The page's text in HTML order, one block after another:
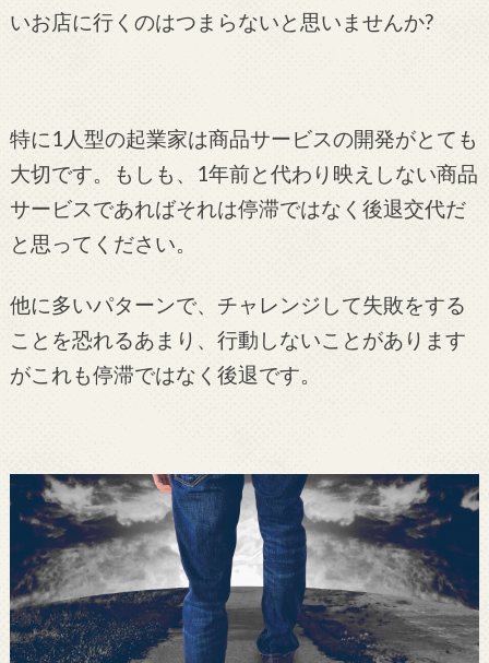
いお店に行くのはつまらないと思いませんか?
特に1人型の起業家は商品サービスの開発がとても
大切です。もしも、1年前と代わり映えしない商品
サービスであればそれは停滞ではなく後退交代だ
と思ってください。
他に多いパターンで、チャレンジして失敗をする
ことを恐れるあまり、行動しないことがあります
がこれも停滞ではなく後退です。